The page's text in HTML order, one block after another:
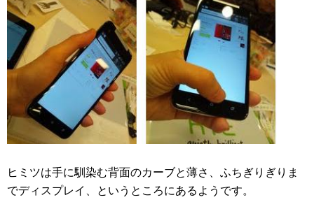
ヒミツは手に馴染む背面のカーブと薄さ、ふちぎりぎりま
でディスプレイ、というところにあるようです。